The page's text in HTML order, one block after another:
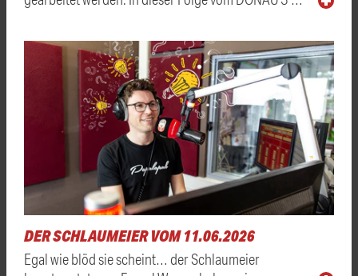
DER SCHLAUMEIER VOM 11.06.2026
Egal wie blöd sie scheint… der Schlaumeier